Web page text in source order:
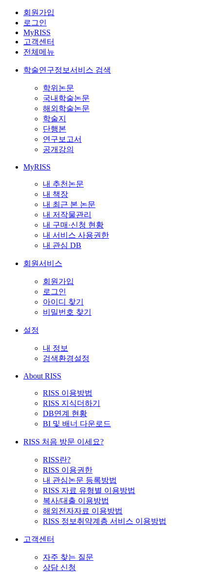
회원가입
로그인
MyRISS
고객센터
전체메뉴
학술연구정보서비스 검색
학위논문
국내학술논문
해외학술논문
학술지
단행본
연구보고서
공개강의
MyRISS
내 추천논문
내 책장
내 최근 본 논문
내 저작물관리
내 구매·신청 현황
내 서비스 사용권한
내 관심 DB
회원서비스
회원가입
로그인
아이디 찾기
비밀번호 찾기
설정
내 정보
검색환경설정
About RISS
RISS 이용방법
RISS 지식더하기
DB연계 현황
BI 및 배너 다운로드
RISS 처음 방문 이세요?
RISS란?
RISS 이용권한
내 관심논문 등록방법
RISS 자료 유형별 이용방법
복사/대출 이용방법
해외전자자료 이용방법
RISS 정보취약계층 서비스 이용방법
고객센터
자주 찾는 질문
상담 신청